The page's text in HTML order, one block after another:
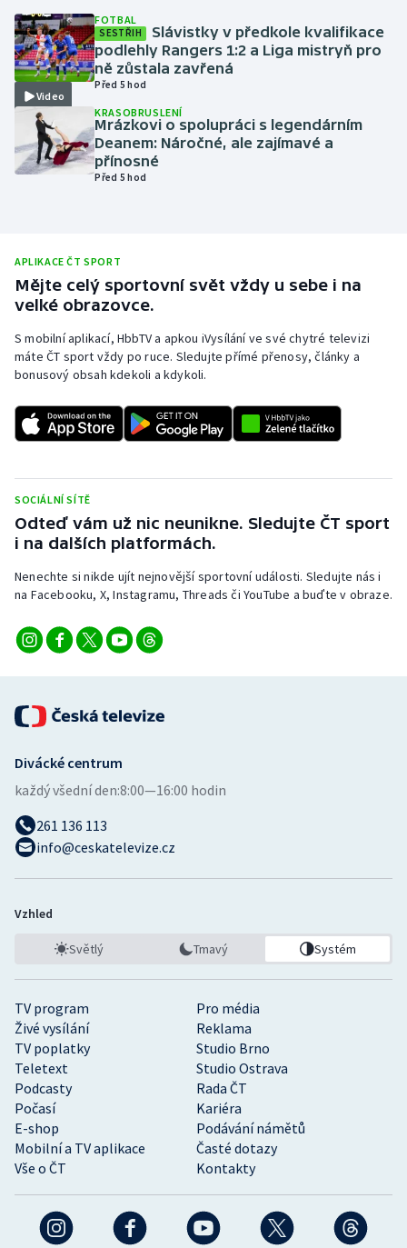
Motorsport
Olympijské hry
Parasport
Plavání
Plážový volejbal
Rychlostní kanoistika
Short track
Sportovní střelba
Stolní tenis
Triatlon
Veslování
Vodní slalom
Video
FOTBAL
SESTŘIH
Slávistky v předkole kvalifikace
podlehly Rangers 1:2 a Liga mistryň pro
ně zůstala zavřená
Před 5 hod
KRASOBRUSLENÍ
Mrázkovi o spolupráci s legendárním
Deanem: Náročné, ale zajímavé a
přínosné
Před 5 hod
APLIKACE ČT SPORT
Mějte celý sportovní svět vždy u sebe i na
velké obrazovce.
S mobilní aplikací, HbbTV a apkou iVysílání ve své chytré televizi
máte ČT sport vždy po ruce. Sledujte přímé přenosy, články a
bonusový obsah kdekoli a kdykoli.
SOCIÁLNÍ SÍTĚ
Odteď vám už nic neunikne. Sledujte ČT sport
i na dalších platformách.
Nenechte si nikde ujít nejnovější sportovní události. Sledujte nás i
na Facebooku, X, Instagramu, Threads či YouTube a buďte v obraze.
TV program
Pro média
Živé vysílání
Reklama
TV poplatky
Studio Brno
Teletext
Studio Ostrava
Podcasty
Rada ČT
Počasí
Kariéra
E-shop
Podávání námětů
Mobilní a TV aplikace
Časté dotazy
Vše o ČT
Kontakty
Divácké centrum
každý všední den:8:00—16:00 hodin
261 136 113
info@ceskatelevize.cz
Vzhled
Světlý Tmavý Systém